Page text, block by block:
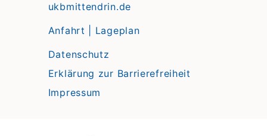
ukbmittendrin.de
Anfahrt | Lageplan
Datenschutz
Erklärung zur Barrierefreiheit
Impressum